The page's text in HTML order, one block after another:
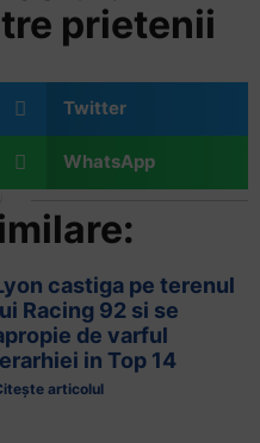
prietenii
Twitter
WhatsApp
castiga pe terenul
Racing 92 si se
de varful
in Top 14
articolul